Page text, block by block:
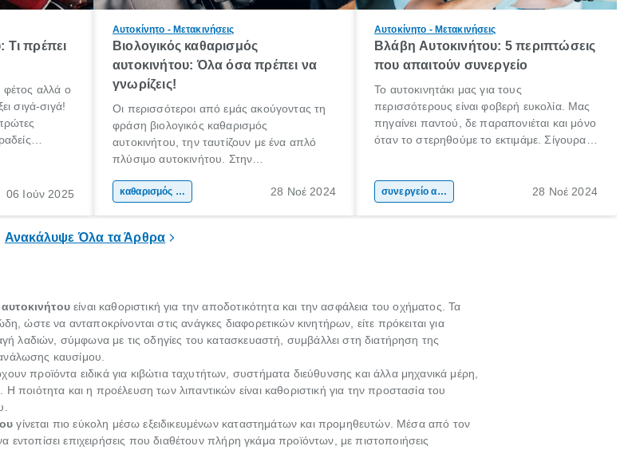
Τι πρέπει
φέτος αλλά ο
σιγά-σιγά!
06 Ιούν 2025
Αυτοκίνητο - Μετακινήσεις
Βιολογικός καθαρισμός
αυτοκινήτου: Όλα όσα πρέπει να
γνωρίζεις!
Οι περισσότεροι από εμάς ακούγοντας τη
φράση βιολογικός καθαρισμός
αυτοκινήτου, την ταυτίζουν με ένα απλό
πλύσιμο αυτοκινήτου. Στην
βιολογικός καθαρισμός αυτοκινήτου, είναι
καθαρισμός αυτοκινήτου 28 Νοέ 2024
Αυτοκίνητο - Μετακινήσεις
Βλάβη Αυτοκινήτου: 5 περιπτώσεις
που απαιτούν συνεργείο
Το αυτοκινητάκι μας για τους
περισσότερους είναι φοβερή ευκολία. Μας
πηγαίνει παντού, δε παραπονιέται και μόνο
όταν το στερηθούμε το εκτιμάμε. Σίγουρα
που αν παρουσιαστεί μία βλάβη (ειδικά αν
δε τη θεωρούμε σοβαρή) θα αναβάλουμε
συνεργείο αυτοκινήτου 28 Νοέ 2024
Ανακάλυψε Όλα τα Άρθρα
είναι καθοριστική για την αποδοτικότητα και την ασφάλεια του οχήματος. Τα
ώστε να ανταποκρίνονται στις ανάγκες διαφορετικών κινητήρων, είτε πρόκειται για
λαδιών, σύμφωνα με τις οδηγίες του κατασκευαστή, συμβάλλει στη διατήρηση της
καυσίμου.
προϊόντα ειδικά για κιβώτια ταχυτήτων, συστήματα διεύθυνσης και άλλα μηχανικά μέρη,
ποιότητα και η προέλευση των λιπαντικών είναι καθοριστική για την προστασία του
γίνεται πιο εύκολη μέσω εξειδικευμένων καταστημάτων και προμηθευτών. Μέσα από τον
εντοπίσει επιχειρήσεις που διαθέτουν πλήρη γκάμα προϊόντων, με πιστοποιήσεις